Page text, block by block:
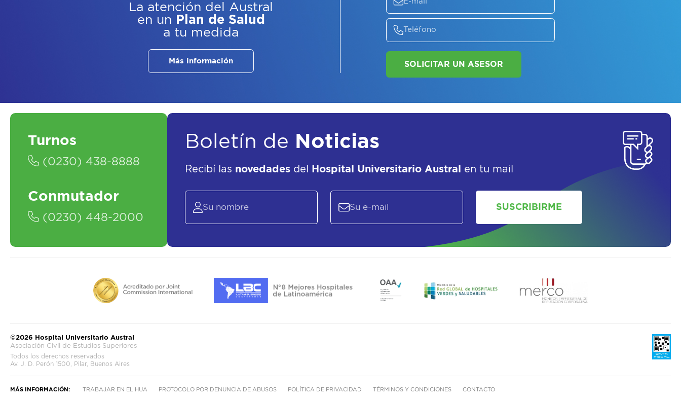
La atención del Austral
en un Plan de Salud
a tu medida
Más información
Turnos
(0230) 438-8888
Conmutador
(0230) 448-2000
Boletín de Noticias
Recibí las novedades del Hospital Universitario Austral en tu mail
SUSCRIBIRME
©2026 Hospital Universitario Austral
Asociación Civil de Estudios Superiores
Todos los derechos reservados
Av. J. D. Perón 1500, Pilar, Buenos Aires
MÁS INFORMACIÓN: TRABAJAR EN EL HUA PROTOCOLO POR DENUNCIA DE ABUSOS POLÍTICA DE PRIVACIDAD TÉRMINOS Y CONDICIONES CONTACTO